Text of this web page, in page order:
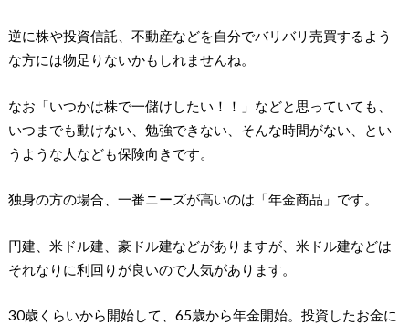
逆に株や投資信託、不動産などを自分でバリバリ売買するよう
な方には物足りないかもしれませんね。
なお「いつかは株で一儲けしたい！！」などと思っていても、
いつまでも動けない、勉強できない、そんな時間がない、とい
うような人なども保険向きです。
独身の方の場合、一番ニーズが高いのは「年金商品」です。
円建、米ドル建、豪ドル建などがありますが、米ドル建などは
それなりに利回りが良いので人気があります。
30歳くらいから開始して、65歳から年金開始。投資したお金に